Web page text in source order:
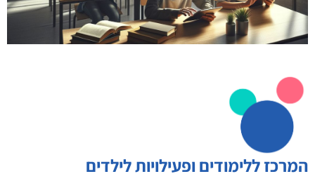
המרכז ללימודים ופעילויות לילדים